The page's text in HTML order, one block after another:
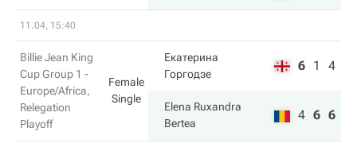
11.04, 15:40
Billie Jean King
Cup Group 1 -
Europe/Africa,
Relegation
Playoff
Female
Single
Екатерина
Горгодзе
6 1 4
Elena Ruxandra
Bertea
4 6 6